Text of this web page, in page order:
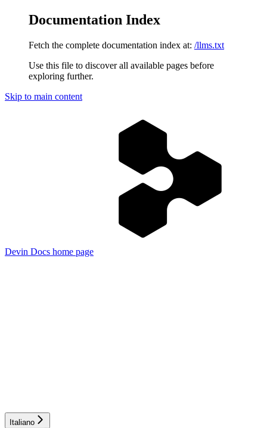
Documentation Index
Fetch the complete documentation index at: /llms.txt
Use this file to discover all available pages before
exploring further.
Skip to main content
Devin Docs home page
Italiano